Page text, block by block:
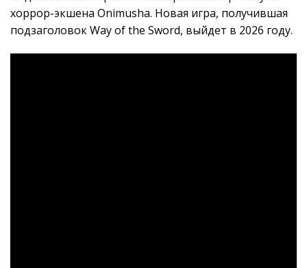
хоррор-экшена Onimusha. Новая игра, получившая
подзаголовок Way of the Sword, выйдет в 2026 году.